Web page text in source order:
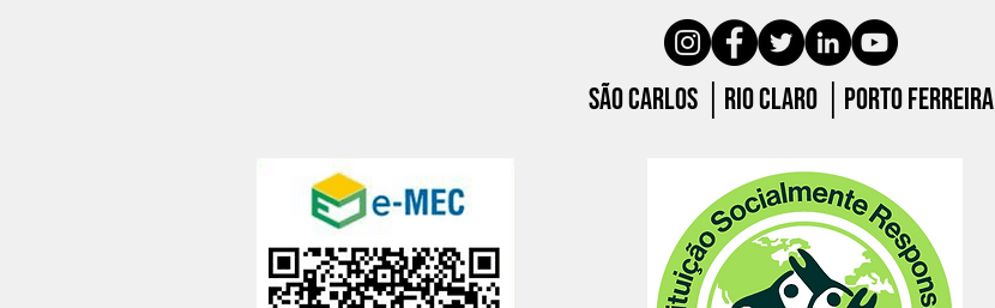
São carlos │Rio claro │porto ferreira